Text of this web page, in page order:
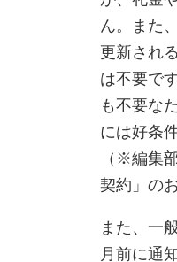
ん。また
更新され
は不要で
も不要な
には好条
（※編集
契約」の
また、一
月前に通